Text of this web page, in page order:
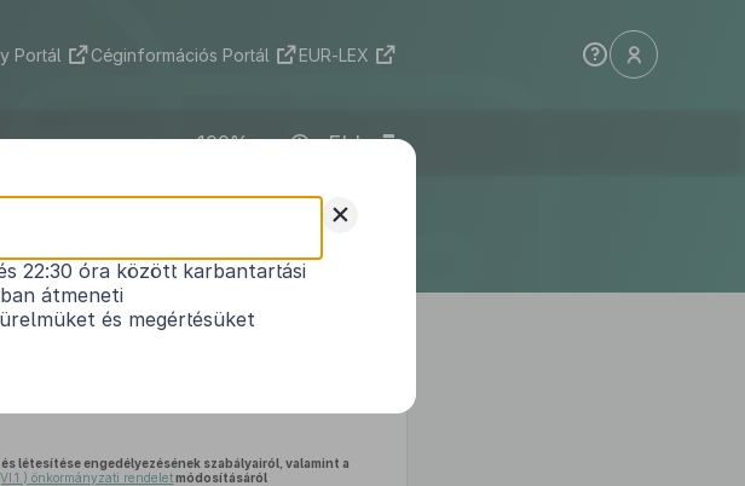
Portál Céginformációs Portál EUR-LEX
ELI
testületének
indokolása
létesítése engedélyezésének szabályairól, valamint a
önkormányzati rendeletmódosításáról
+
22:30 óra között karbantartási
átmeneti
és megértésüket